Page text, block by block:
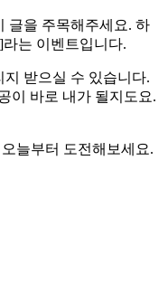
글을 주목해주세요. 하
는 이벤트입니다.
받으실 수 있습니다.
이 바로 내가 될지도요.
늘부터 도전해보세요.